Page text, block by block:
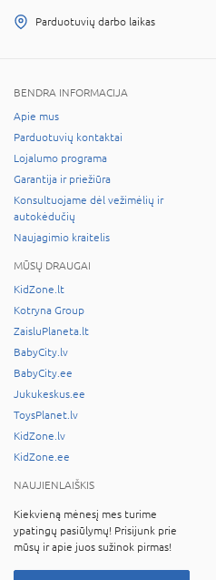
Parduotuvių darbo laikas
BENDRA INFORMACIJA
Apie mus
Parduotuvių kontaktai
Lojalumo programa
Garantija ir priežiūra
Konsultuojame dėl vežimėlių ir
autokėdučių
Naujagimio kraitelis
MŪSŲ DRAUGAI
KidZone.lt
Kotryna Group
ZaisluPlaneta.lt
BabyCity.lv
BabyCity.ee
Jukukeskus.ee
ToysPlanet.lv
KidZone.lv
KidZone.ee
NAUJIENLAIŠKIS
Kiekvieną mėnesį mes turime
ypatingų pasiūlymų! Prisijunk prie
mūsų ir apie juos sužinok pirmas!